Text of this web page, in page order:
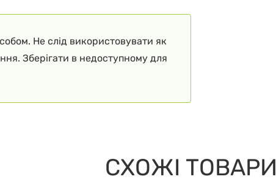
Не слід використовувати як
Зберігати в недоступному для
СХОЖІ ТОВАРИ